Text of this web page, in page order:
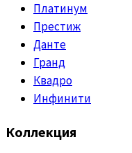
Платинум
Престиж
Данте
Гранд
Квадро
Инфинити
Коллекция